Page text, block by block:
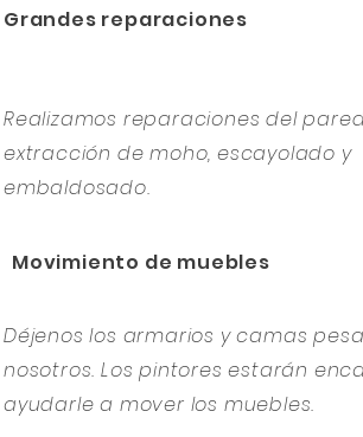
Grandes reparaciones
Realizamos reparaciones del
extracción de moho, escayolado y
embaldosado.
Movimiento de muebles
Déjenos los armarios y camas
nosotros. Los pintores estarán
ayudarle a mover los muebles.